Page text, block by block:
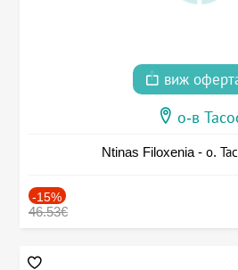
виж
о-в
Ntinas Filoxenia - о.
-15%
46.53€